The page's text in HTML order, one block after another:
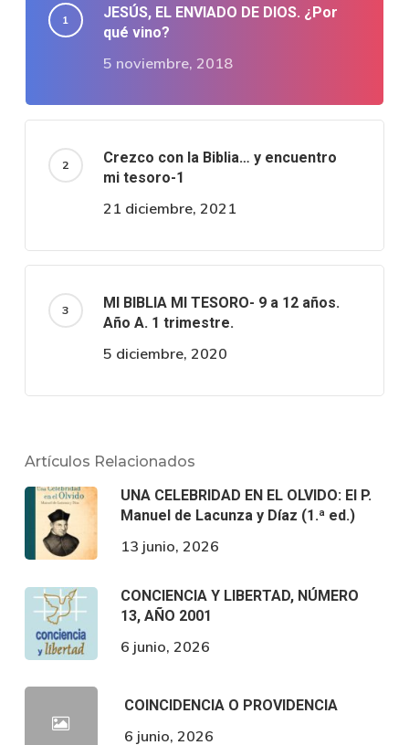
JESÚS, EL ENVIADO DE DIOS. ¿Por
qué vino?
5 noviembre, 2018
Crezco con la Biblia… y encuentro
mi tesoro-1
21 diciembre, 2021
MI BIBLIA MI TESORO- 9 a 12 años.
Año A. 1 trimestre.
5 diciembre, 2020
Artículos Relacionados
UNA CELEBRIDAD EN EL OLVIDO: El P.
Manuel de Lacunza y Díaz (1.ª ed.)
13 junio, 2026
CONCIENCIA Y LIBERTAD, NÚMERO
13, AÑO 2001
6 junio, 2026
COINCIDENCIA O PROVIDENCIA
6 junio, 2026